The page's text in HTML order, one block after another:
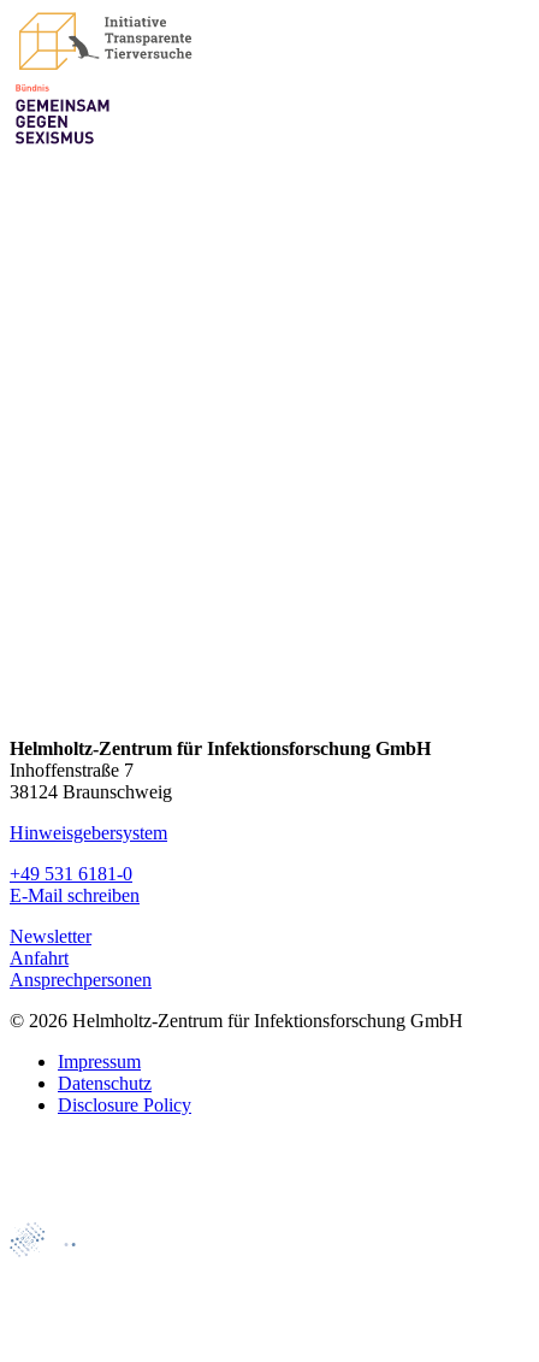
Helmholtz-Zentrum für Infektionsforschung GmbH
Inhoffenstraße 7
38124 Braunschweig
Hinweisgebersystem
+49 531 6181-0
E-Mail schreiben
Newsletter
Anfahrt
Ansprechpersonen
© 2026 Helmholtz-Zentrum für Infektionsforschung GmbH
Impressum
Datenschutz
Disclosure Policy